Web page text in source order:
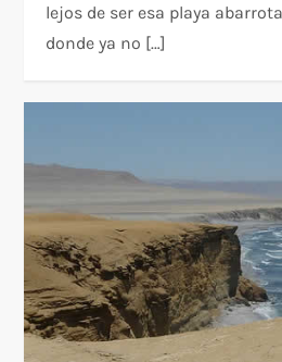
lejos de ser esa playa
donde ya no […]